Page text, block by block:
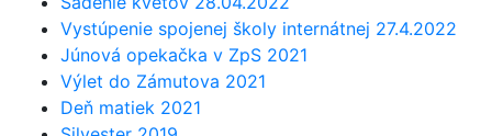
Vystúpenie spojenej školy internátnej 27.4.2022
Júnová opekačka v ZpS 2021
Výlet do Zámutova 2021
Deň matiek 2021